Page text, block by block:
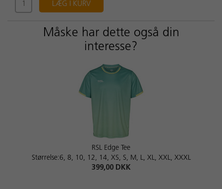
LÆG I KURV
Måske har dette også din
interesse?
RSL Edge Tee
Størrelse:6, 8, 10, 12, 14, XS, S, M, L, XL, XXL, XXXL
399,00 DKK